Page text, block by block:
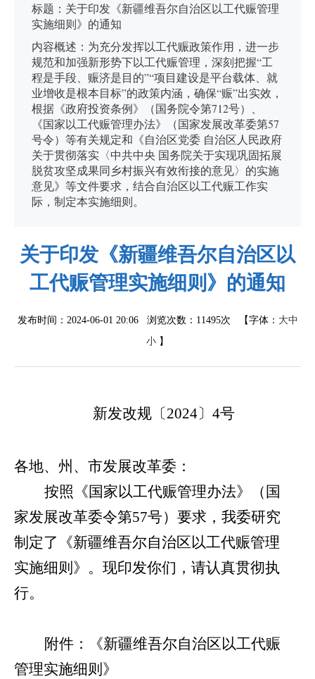
标题： 关于印发《新疆维吾尔自治区以工代赈管理
实施细则》的通知
内容概述： 为充分发挥以工代赈政策作用，进一步
规范和加强新形势下以工代赈管理，深刻把握“工
程是手段、赈济是目的”“项目建设是平台载体、就
业增收是根本目标”的政策内涵，确保“赈”出实效，
根据《政府投资条例》（国务院令第712号）、
《国家以工代赈管理办法》（国家发展改革委第57
号令）等有关规定和《自治区党委 自治区人民政府
关于贯彻落实〈中共中央 国务院关于实现巩固拓展
脱贫攻坚成果同乡村振兴有效衔接的意见〉的实施
意见》等文件要求，结合自治区以工代赈工作实
际，制定本实施细则。
关于印发《新疆维吾尔自治区以
工代赈管理实施细则》的通知
发布时间：2024-06-01 20:06 浏览次数： 11495次 【字体： 大中
小 】
新发改规〔2024〕 4号
各地、州、市发展改革委：
按照《国家以工代赈管理办法》（国
家发展改革委令第57号）要求，我委研究
制定了《新疆维吾尔自治区以工代赈管理
实施细则》。现印发你们，请认真贯彻执
行。
附件：《新疆维吾尔自治区以工代赈
管理实施细则》